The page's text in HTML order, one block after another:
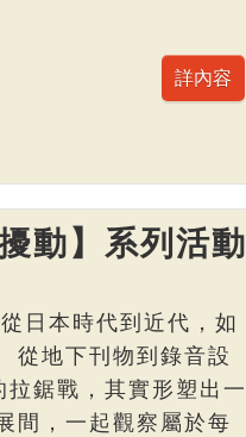
動】系列活動
日本時代到近代，如
從地下刊物到錄音設
鋸戰，其實形塑出一
間，一起觀察屬於每